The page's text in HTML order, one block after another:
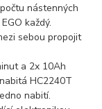
nástenných
každý.
sebou propojit
a 2x 10Ah
HC2240T
nabití.